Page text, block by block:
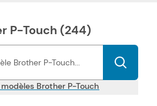
d'imprimer tous types de
économiques.La compatibilité de
d'encre P-Touch pas chers est
ISO, tout comme la fiabilité.
P-Touch (244)
Brother P-Touch